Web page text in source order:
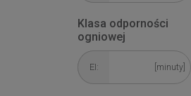
Klasa odporności
ogniowej
EI: [minuty]